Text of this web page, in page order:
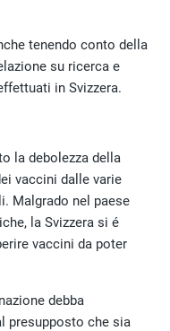
tenendo conto della
su ricerca e
in Svizzera.
la debolezza della
vaccini dalle varie
Malgrado nel paese
la Svizzera si é
vaccini da poter
debba
presupposto che sia